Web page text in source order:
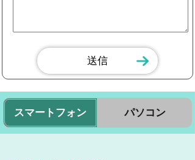
スマートフォン パソコン